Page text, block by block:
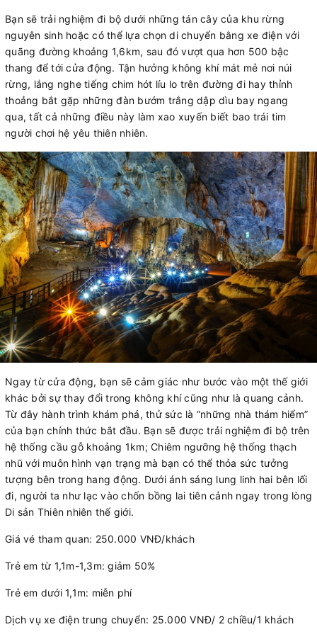
Bạn sẽ trải nghiệm đi bộ dưới những tán cây của khu rừng
nguyên sinh hoặc có thể lựa chọn di chuyển bằng xe điện với
quãng đường khoảng 1,6km, sau đó vượt qua hơn 500 bậc
thang để tới cửa động. Tận hưởng không khí mát mẻ nơi núi
rừng, lắng nghe tiếng chim hót líu lo trên đường đi hay thỉnh
thoảng bắt gặp những đàn bướm trắng dập dìu bay ngang
qua, tất cả những điều này làm xao xuyến biết bao trái tim
người chơi hệ yêu thiên nhiên.
Ngay từ cửa động, bạn sẽ cảm giác như bước vào một thế giới
khác bởi sự thay đổi trong không khí cũng như là quang cảnh.
Từ đây hành trình khám phá, thử sức là “những nhà thám hiểm”
của bạn chính thức bắt đầu. Bạn sẽ được trải nghiệm đi bộ trên
hệ thống cầu gỗ khoảng 1km; Chiêm ngưỡng hệ thống thạch
nhũ với muôn hình vạn trạng mà bạn có thể thỏa sức tưởng
tượng bên trong hang động. Dưới ánh sáng lung linh hai bên lối
đi, người ta như lạc vào chốn bồng lai tiên cảnh ngay trong lòng
Di sản Thiên nhiên thế giới.
Giá vé tham quan: 250.000 VNĐ/khách
Trẻ em từ 1,1m-1,3m: giảm 50%
Trẻ em dưới 1,1m: miễn phí
Dịch vụ xe điện trung chuyển: 25.000 VNĐ/ 2 chiều/1 khách